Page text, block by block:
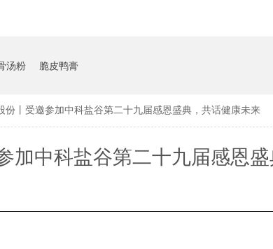
汤粉 脆皮鸭膏
份丨受邀参加中科盐谷第二十九届感恩盛典，共话健康未来
加中科盐谷第二十九届感恩